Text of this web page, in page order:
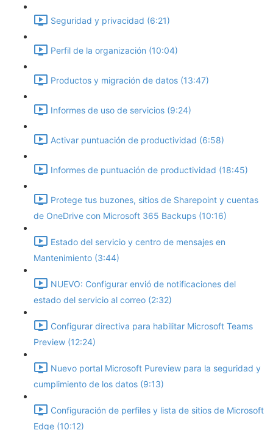
Seguridad y privacidad (6:21)
Perfil de la organización (10:04)
Productos y migración de datos (13:47)
Informes de uso de servicios (9:24)
Activar puntuación de productividad (6:58)
Informes de puntuación de productividad (18:45)
Protege tus buzones, sitios de Sharepoint y cuentas
de OneDrive con Microsoft 365 Backups (10:16)
Estado del servicio y centro de mensajes en
Mantenimiento (3:44)
NUEVO: Configurar envió de notificaciones del
estado del servicio al correo (2:32)
Configurar directiva para habilitar Microsoft Teams
Preview (12:24)
Nuevo portal Microsoft Pureview para la seguridad y
cumplimiento de los datos (9:13)
Configuración de perfiles y lista de sitios de Microsoft
Edge (10:12)